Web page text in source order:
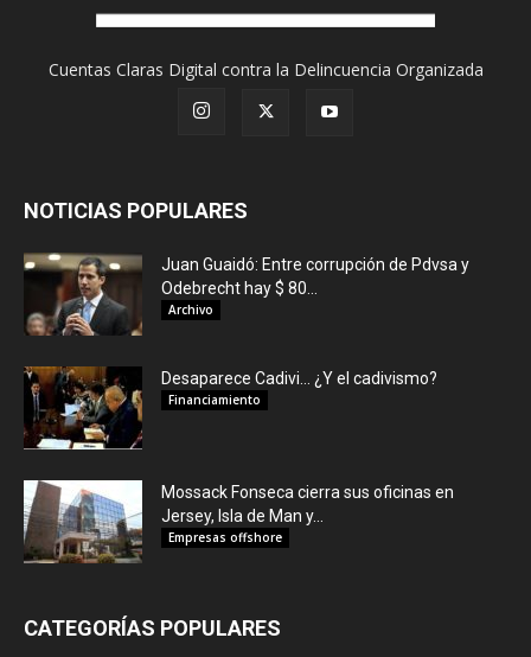
Cuentas Claras Digital contra la Delincuencia Organizada
NOTICIAS POPULARES
Juan Guaidó: Entre corrupción de Pdvsa y
Odebrecht hay $ 80...
Archivo
Desaparece Cadivi… ¿Y el cadivismo?
Financiamiento
Mossack Fonseca cierra sus oficinas en
Jersey, Isla de Man y...
Empresas offshore
CATEGORÍAS POPULARES